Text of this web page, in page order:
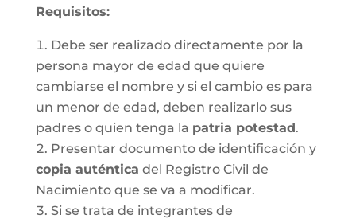
Requisitos:
Debe ser realizado directamente por la
persona mayor de edad que quiere
cambiarse el nombre y si el cambio es para
un menor de edad, deben realizarlo sus
padres o quien tenga la patria potestad.
Presentar documento de identificación y
copia auténtica del Registro Civil de
Nacimiento que se va a modificar.
Si se trata de integrantes de